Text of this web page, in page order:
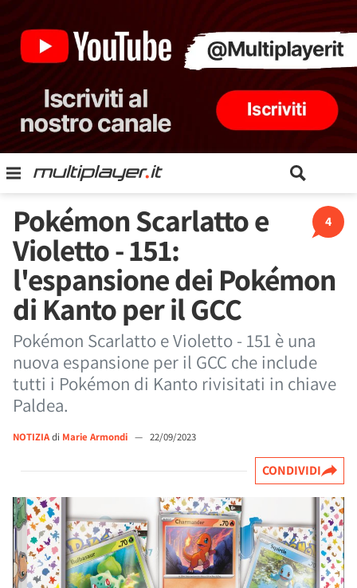
4
Pokémon Scarlatto e
Violetto - 151:
l'espansione dei Pokémon
di Kanto per il GCC
Pokémon Scarlatto e Violetto - 151 è una
nuova espansione per il GCC che include
tutti i Pokémon di Kanto rivisitati in chiave
Paldea.
NOTIZIAdi Marie Armondi — 22/09/2023
CONDIVIDI